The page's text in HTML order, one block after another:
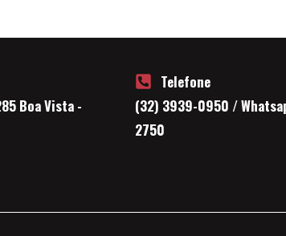
Boa Vista -
Telefone
(32) 3939-0950 /
2750